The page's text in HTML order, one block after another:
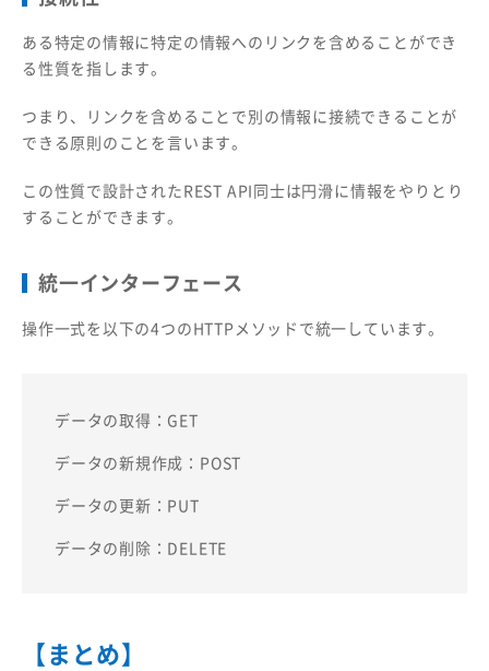
ある特定の情報に特定の情報へのリンクを含めることができ
る性質を指します。
つまり、リンクを含めることで別の情報に接続できることが
できる原則のことを言います。
この性質で設計されたREST API同士は円滑に情報をやりとり
することができます。
統一インターフェース
操作一式を以下の4つのHTTPメソッドで統一しています。
データの取得：GET
データの新規作成：POST
データの更新：PUT
データの削除：DELETE
【まとめ】